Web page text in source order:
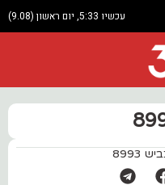
עכשיו 5:33, יום ראשון (9.08)